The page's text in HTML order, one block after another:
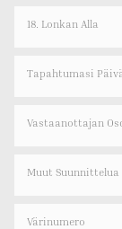
18. Lonkan Alla
Tapahtumasi
Vastaanottajan
Muut
Värinumero